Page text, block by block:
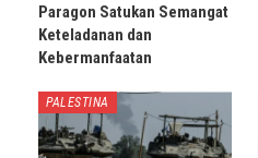
Paragon Satukan Semangat
Keteladanan dan
Kebermanfaatan
PALESTINA